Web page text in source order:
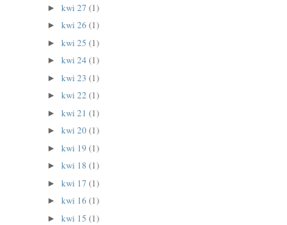
► kwi 27 (1)
► kwi 26 (1)
► kwi 25 (1)
► kwi 24 (1)
► kwi 23 (1)
► kwi 22 (1)
► kwi 21 (1)
► kwi 20(1)
► kwi 19 (1)
► kwi 18 (1)
► kwi 17 (1)
► kwi 16 (1)
► kwi 15 (1)